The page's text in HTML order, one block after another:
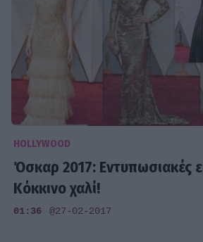
HOLLYWOOD
Όσκαρ 2017: Εντυπωσιακές
Κόκκινο χαλί!
01:36 @27-02-2017